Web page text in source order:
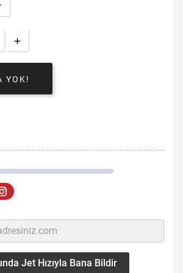
YOK!
Jet Hızıyla Bana Bildir